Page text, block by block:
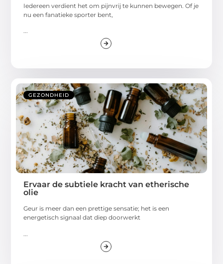
Iedereen verdient het om pijnvrij te kunnen bewegen. Of je
nu een fanatieke sporter bent,
...
GEZONDHEID
Ervaar de subtiele kracht van etherische
olie
Geur is meer dan een prettige sensatie; het is een
energetisch signaal dat diep doorwerkt